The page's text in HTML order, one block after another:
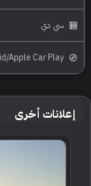
سي دي
Android/Apple Car Play
إعلانات أخرى